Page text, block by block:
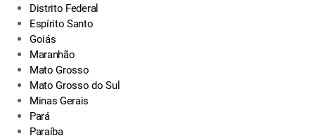
Distrito Federal
Espírito Santo
Goiás
Maranhão
Mato Grosso
Mato Grosso do Sul
Minas Gerais
Pará
Paraíba